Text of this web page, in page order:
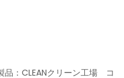
品：CLEANクリーン工場 コ